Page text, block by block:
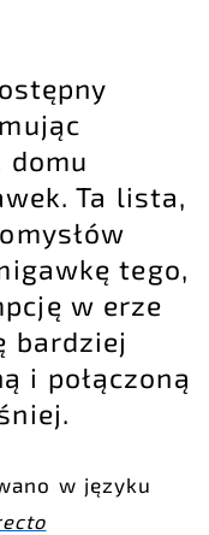
domu
Ta lista,
tego,
w erze
bardziej
i połączoną
w języku